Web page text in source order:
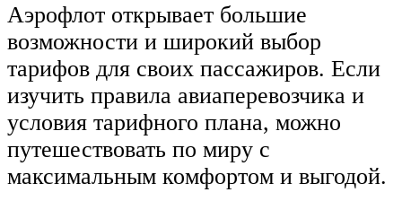
Аэрофлот открывает большие
возможности и широкий выбор
тарифов для своих пассажиров. Если
изучить правила авиаперевозчика и
условия тарифного плана, можно
путешествовать по миру с
максимальным комфортом и выгодой.